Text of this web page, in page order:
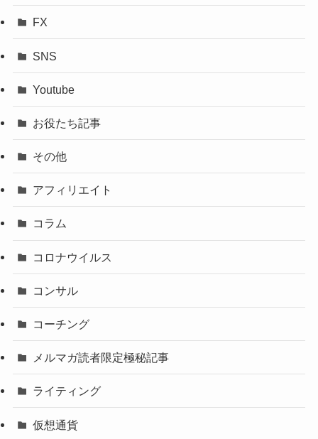
FX
SNS
Youtube
お役たち記事
その他
アフィリエイト
コラム
コロナウイルス
コンサル
コーチング
メルマガ読者限定極秘記事
ライティング
仮想通貨